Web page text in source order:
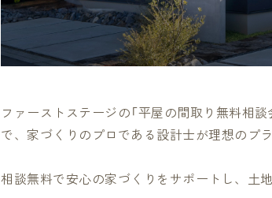
ファーストステージの「平屋の間取り無料相
で、家づくりのプロである設計士が理想のプ
相談無料で安心の家づくりをサポートし、土